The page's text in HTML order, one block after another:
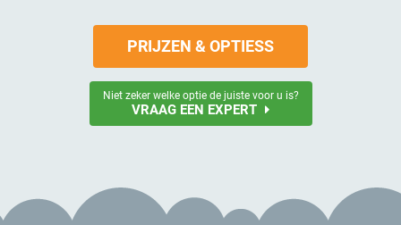
PRIJZEN & OPTIESS
Niet zeker welke optie de juiste voor u is?
VRAAG EEN EXPERT